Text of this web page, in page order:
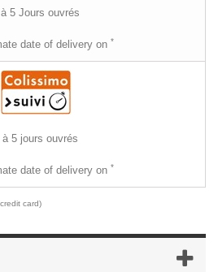
5 Jours ouvrés
date of delivery on *
à 5 jours ouvrés
date of delivery on *
card)